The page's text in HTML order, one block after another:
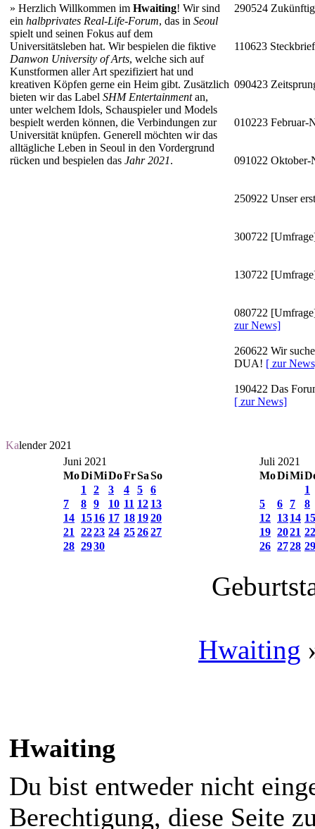
» Herzlich Willkommen im Hwaiting! Wir sind
ein halbprivates Real-Life-Forum, das in Seoul
spielt und seinen Fokus auf dem
Universitätsleben hat. Wir bespielen die fiktive
Danwon University of Arts, welche sich auf
Kunstformen aller Art spezifiziert hat und
kreativen Köpfen gerne ein Heim gibt. Zusätzlich
bieten wir das Label SHM Entertainmentan,
unter welchem Idols, Schauspieler und Models
bespielt werden können, die Verbindungen zur
Universität knüpfen. Generell möchten wir das
alltägliche Leben in Seoul in den Vordergrund
rücken und bespielen das Jahr 2021.
290524
110623
090423
010223 Februar-
091022
250922 Unser
300722
130722
080722
zur News]
260622 Wir
DUA! [ zur
190422 Das
[ zur News]
Kalender 2021
Juni 2021
MoDiMiDoFrSaSo
1
2 3 4 5
6
7
8 9 10 11 12 13
14 1516 17 18 1920
21
2223 24 252627
28 2930
Juli 2021
MoDiMi
1
5
6 7
8
12 1314 15
19 2021 22
26 2728 29
Hwaiting
Hwaiting
Du bist entweder nicht
Berechtigung, diese Seite